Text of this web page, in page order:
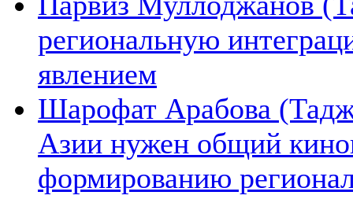
региональную
явлением
Шарофат Арабова
Азии нужен общий
формированию